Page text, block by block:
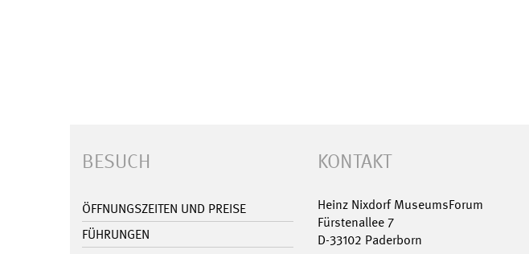
BESUCH
ÖFFNUNGSZEITEN UND PREISE
FÜHRUNGEN
KONTAKT
Heinz Nixdorf MuseumsForum
Fürstenallee 7
D-33102 Paderborn